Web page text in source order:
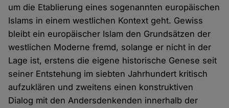
um die Etablierung eines sogenannten europäischen
Islams in einem westlichen Kontext geht. Gewiss
bleibt ein europäischer Islam den Grundsätzen der
westlichen Moderne fremd, solange er nicht in der
Lage ist, erstens die eigene historische Genese seit
seiner Entstehung im siebten Jahrhundert kritisch
aufzuklären und zweitens einen konstruktiven
Dialog mit den Andersdenkenden innerhalb der